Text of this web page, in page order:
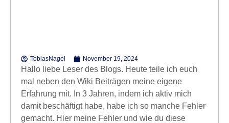
TobiasNagel November 19, 2024
Hallo liebe Leser des Blogs. Heute teile ich euch
mal neben den Wiki Beiträgen meine eigene
Erfahrung mit. In 3 Jahren, indem ich aktiv mich
damit beschäftigt habe, habe ich so manche Fehler
gemacht. Hier meine Fehler und wie du diese